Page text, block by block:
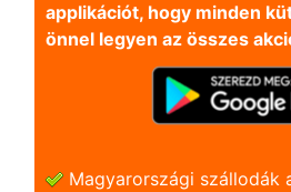
applikációt, hogy minden
önnel legyen az összes
Magyarországi szállodák